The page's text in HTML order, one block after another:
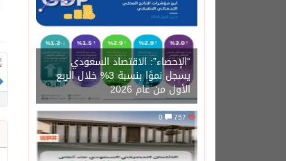
“الإحصاء”: الاقتصاد السعودي
يسجل نموًا بنسبة 3% خلال الربع
الأول من عام 2026
757
0